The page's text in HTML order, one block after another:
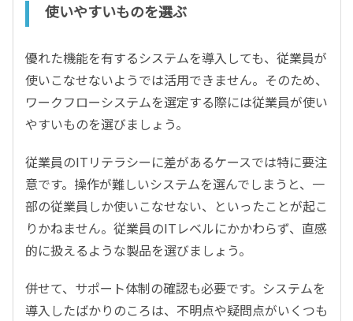
使いやすいものを選ぶ
優れた機能を有するシステムを導入しても、従業員が
使いこなせないようでは活用できません。そのため、
ワークフローシステムを選定する際には従業員が使い
やすいものを選びましょう。
従業員のITリテラシーに差があるケースでは特に要注
意です。操作が難しいシステムを選んでしまうと、一
部の従業員しか使いこなせない、といったことが起こ
りかねません。従業員のITレベルにかかわらず、直感
的に扱えるような製品を選びましょう。
併せて、サポート体制の確認も必要です。システムを
導入したばかりのころは、不明点や疑問点がいくつも